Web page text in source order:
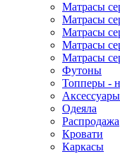
Матрасы
Матрасы
Матрасы
Матрасы
Матрасы
Футоны
Топперы -
Одеяла
Распродажа
Кровати
Каркасы